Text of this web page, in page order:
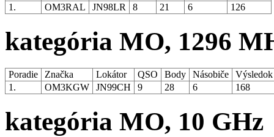
1.
OM3RAL JN98LR 8 21 6 126
kategória MO, 1296
Poradie Značka Lokátor QSO Body Násobiče
1.
OM3KGW JN99CH 9 28 6 168
kategória MO, 10 GHz